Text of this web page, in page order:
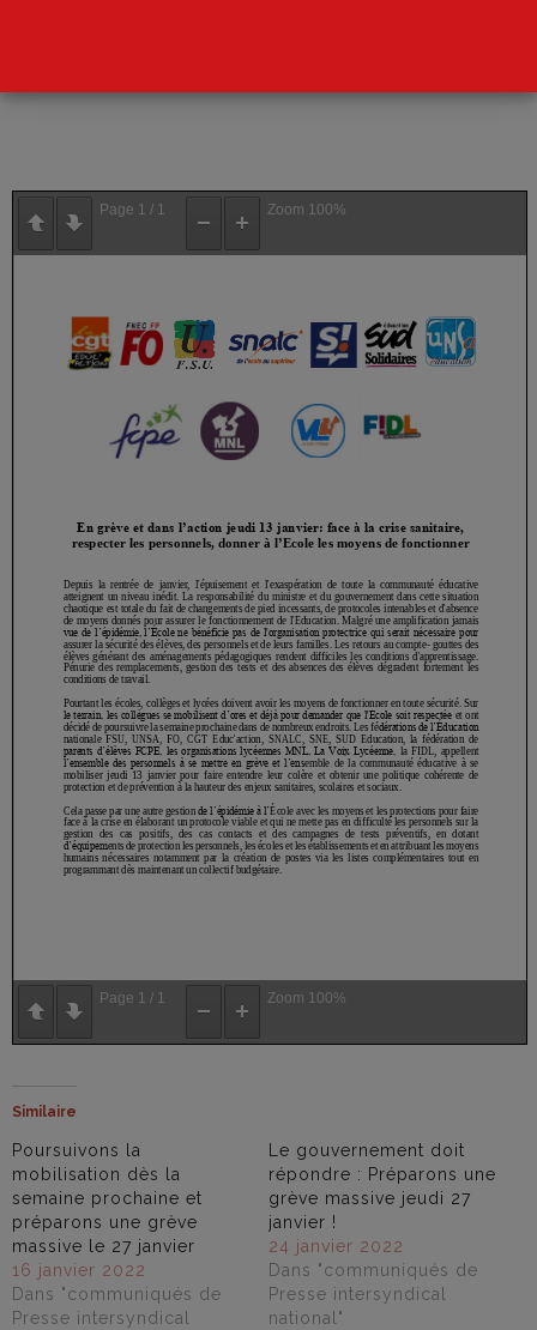
Page 1 / 1 Zoom 100%
Page 1 / 1 Zoom 100%
Similaire
Poursuivons la
mobilisation dès la
semaine prochaine et
préparons une grève
massive le 27 janvier
16 janvier 2022
Dans "communiqués de
Presse intersyndical
Le gouvernement doit
répondre : Préparons une
grève massive jeudi 27
janvier !
24 janvier 2022
Dans "communiqués de
Presse intersyndical
national"